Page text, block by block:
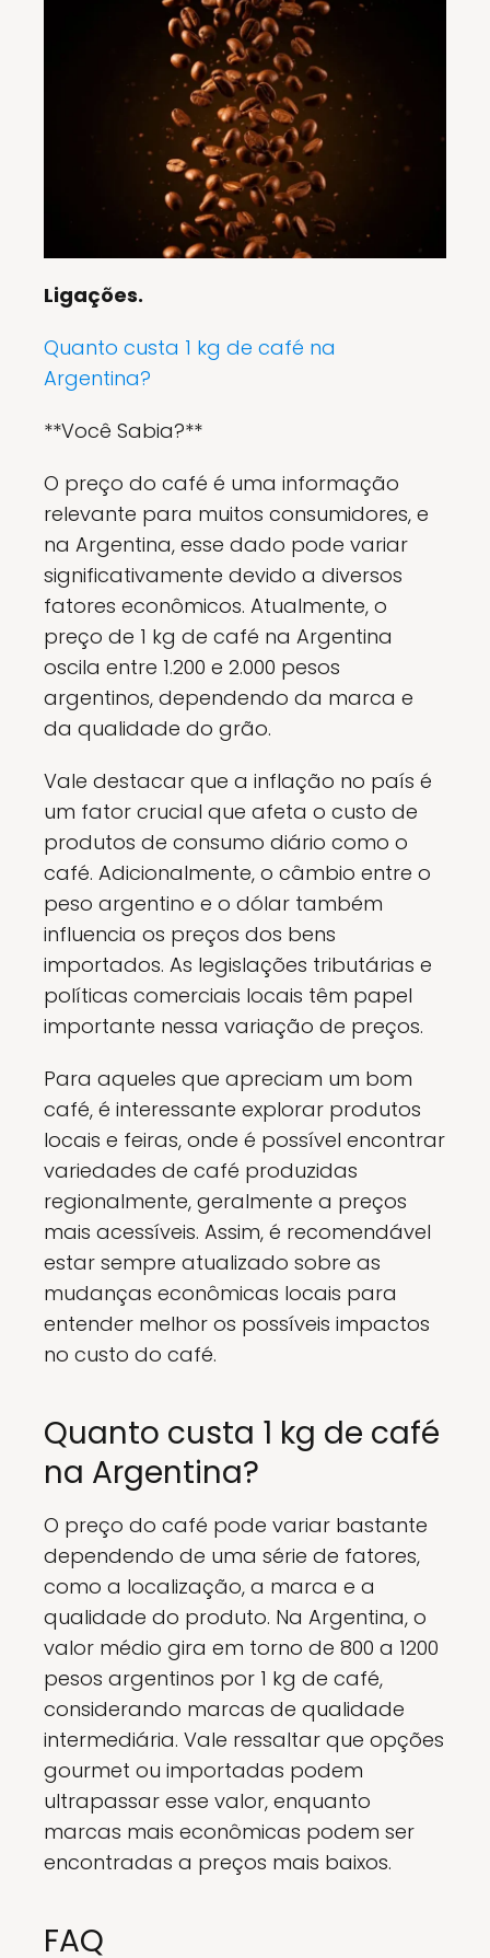
Ligações.
Quanto custa 1 kg de café na
Argentina?
**Você Sabia?**
O preço do café é uma informação
relevante para muitos consumidores, e
na Argentina, esse dado pode variar
significativamente devido a diversos
fatores econômicos. Atualmente, o
preço de 1 kg de café na Argentina
oscila entre 1.200 e 2.000 pesos
argentinos, dependendo da marca e
da qualidade do grão.
Vale destacar que a inflação no país é
um fator crucial que afeta o custo de
produtos de consumo diário como o
café. Adicionalmente, o câmbio entre o
peso argentino e o dólar também
influencia os preços dos bens
importados. As legislações tributárias e
políticas comerciais locais têm papel
importante nessa variação de preços.
Para aqueles que apreciam um bom
café, é interessante explorar produtos
locais e feiras, onde é possível encontrar
variedades de café produzidas
regionalmente, geralmente a preços
mais acessíveis. Assim, é recomendável
estar sempre atualizado sobre as
mudanças econômicas locais para
entender melhor os possíveis impactos
no custo do café.
Quanto custa 1 kg de café
na Argentina?
O preço do café pode variar bastante
dependendo de uma série de fatores,
como a localização, a marca e a
qualidade do produto. Na Argentina, o
valor médio gira em torno de 800 a 1200
pesos argentinos por 1 kg de café,
considerando marcas de qualidade
intermediária. Vale ressaltar que opções
gourmet ou importadas podem
ultrapassar esse valor, enquanto
marcas mais econômicas podem ser
encontradas a preços mais baixos.
FAQ